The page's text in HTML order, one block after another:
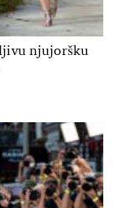
njujoršku